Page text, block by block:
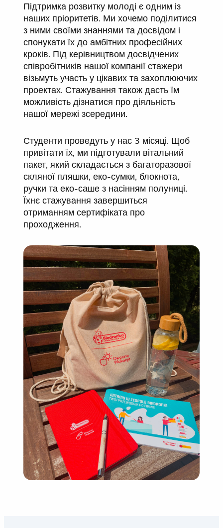
Підтримка розвитку молоді є одним із
наших пріоритетів. Ми хочемо поділитися
з ними своїми знаннями та досвідом і
спонукати їх до амбітних професійних
кроків. Під керівництвом досвідчених
співробітників нашої компанії стажери
візьмуть участь у цікавих та захоплюючих
проектах. Стажування також дасть їм
можливість дізнатися про діяльність
нашої мережі зсередини.
Студенти проведуть у нас 3 місяці. Щоб
привітати їх, ми підготували вітальний
пакет, який складається з багаторазової
скляної пляшки, еко-сумки, блокнота,
ручки та еко-саше з насінням полуниці.
Їхнє стажування завершиться
отриманням сертифіката про
проходження.